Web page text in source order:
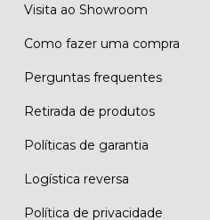
Visita ao Showroom
Como fazer uma compra
Perguntas frequentes
Retirada de produtos
Políticas de garantia
Logística reversa
Política de privacidade